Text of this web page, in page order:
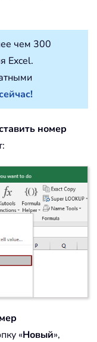
чем 300
Excel.
номер
«Новый»,